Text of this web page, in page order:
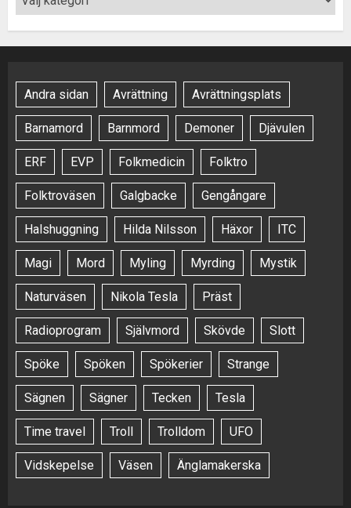
Andra sidan Avrättning Avrättningsplats
Barnamord Barnmord Demoner Djävulen
ERF EVP Folkmedicin Folktro
Folktroväsen Galgbacke Gengångare
Halshuggning Hilda Nilsson Häxor ITC
Magi Mord Myling Myrding Mystik
Naturväsen Nikola Tesla Präst
Radioprogram Självmord Skövde Slott
Spöke Spöken Spökerier Strange
Sägnen Sägner Tecken Tesla
Time travel Troll Trolldom UFO
Vidskepelse Väsen Änglamakerska